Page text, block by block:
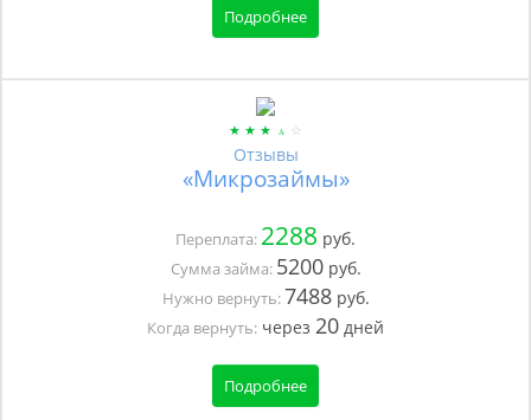
Подробнее
Отзывы
«Микрозаймы»
Переплата: 2288 руб.
Сумма займа: 5200руб.
Нужно вернуть:7488руб.
Когда вернуть: через 20 дней
Подробнее